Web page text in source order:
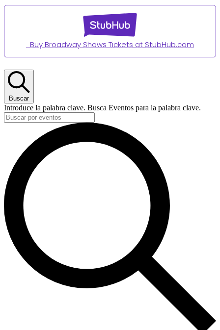
Buy Broadway Shows Tickets at StubHub.com
Eventos
Buscar
Introduce la palabra clave. Busca Eventos para la palabra clave.